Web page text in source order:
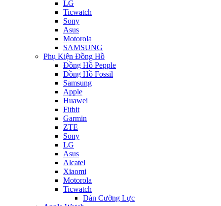
LG
Ticwatch
Sony
Asus
Motorola
SAMSUNG
Phụ Kiện Đồng Hồ
Đồng Hồ Pepple
Đồng Hồ Fossil
Samsung
Apple
Huawei
Fitbit
Garmin
ZTE
Sony
LG
Asus
Alcatel
Xiaomi
Motorola
Ticwatch
Dán Cường Lực